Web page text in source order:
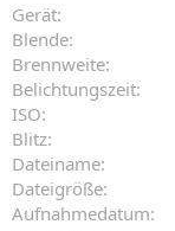
Gerät
Blende
Brennweite
Belichtungszeit
ISO
Blitz
Dateiname
Dateigröße
Aufnahmedatum